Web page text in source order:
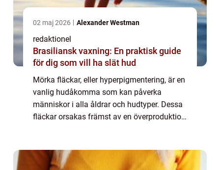
02 maj 2026 Alexander Westman
redaktionel
Brasiliansk vaxning: En praktisk guide
för dig som vill ha slät hud
Mörka fläckar, eller hyperpigmentering, är en
vanlig hudåkomma som kan påverka
människor i alla åldrar och hudtyper. Dessa
fläckar orsakas främst av en överproduktion